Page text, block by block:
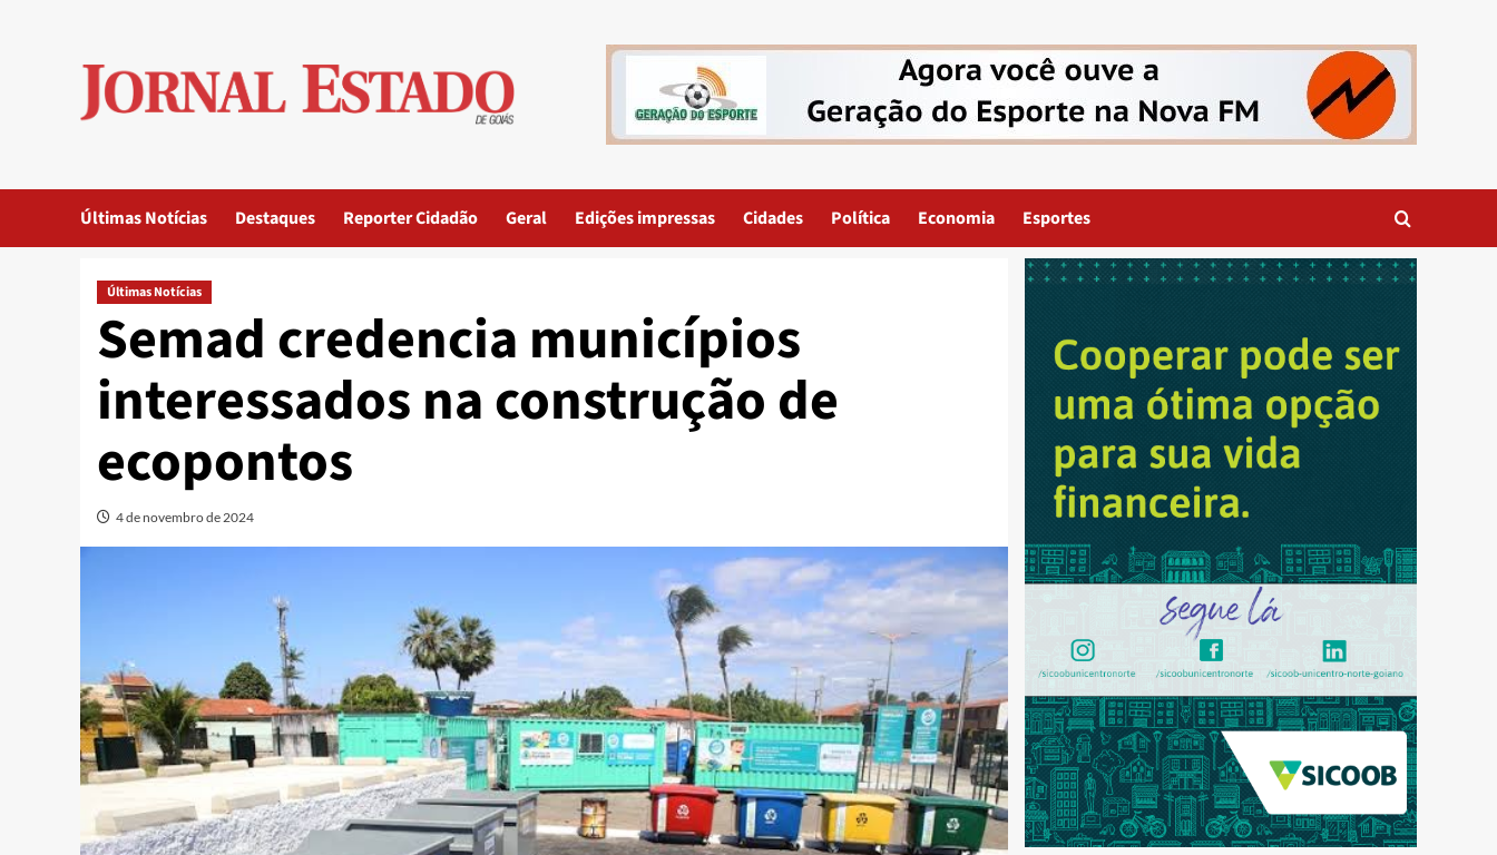
Últimas Notícias Destaques Reporter Cidadão Geral Edições impressas Cidades Política Economia Esportes
Últimas Notícias
Semad credencia municípios
interessados na construção de
ecopontos
4 de novembro de 2024